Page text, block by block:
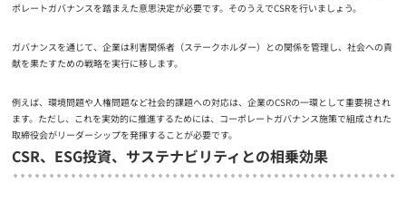
ポレートガバナンスを踏まえた意思決定が必要です。そのうえでCSRを行いましょう。
ガバナンスを通じて、企業は利害関係者（ステークホルダー）との関係を管理し、社会への貢
献を果たすための戦略を実行に移します。
例えば、環境問題や人権問題など社会的課題への対応は、企業のCSRの一環として重要視され
ます。ただし、これを実効的に推進するためには、コーポレートガバナンス施策で組成された
取締役会がリーダーシップを発揮することが必要です。
CSR、ESG投資、サステナビリティとの相乗効果